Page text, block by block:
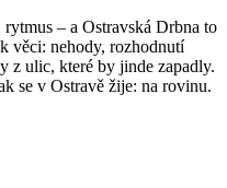
– a Ostravská Drbna to
věci: nehody, rozhodnutí
z ulic, které by jinde zapadly.
se v Ostravě žije: na rovinu.